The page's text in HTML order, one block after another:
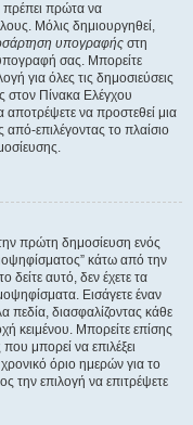
πρέπει πρώτα να
Μόλις δημιουργηθεί,
υπογραφής στη
σας. Μπορείτε
για όλες τις δημοσιεύσεις
στον Πίνακα Ελέγχου
αποτρέψετε να προστεθεί μια
επιλέγοντας το πλαίσιο
πρώτη δημοσίευση ενός
κάτω από την
αυτό, δεν έχετε τα
Εισάγετε έναν
πεδία, διασφαλίζοντας κάθε
κειμένου. Μπορείτε επίσης
μπορεί να επιλέξει
όριο ημερών για το
την επιλογή να επιτρέψετε